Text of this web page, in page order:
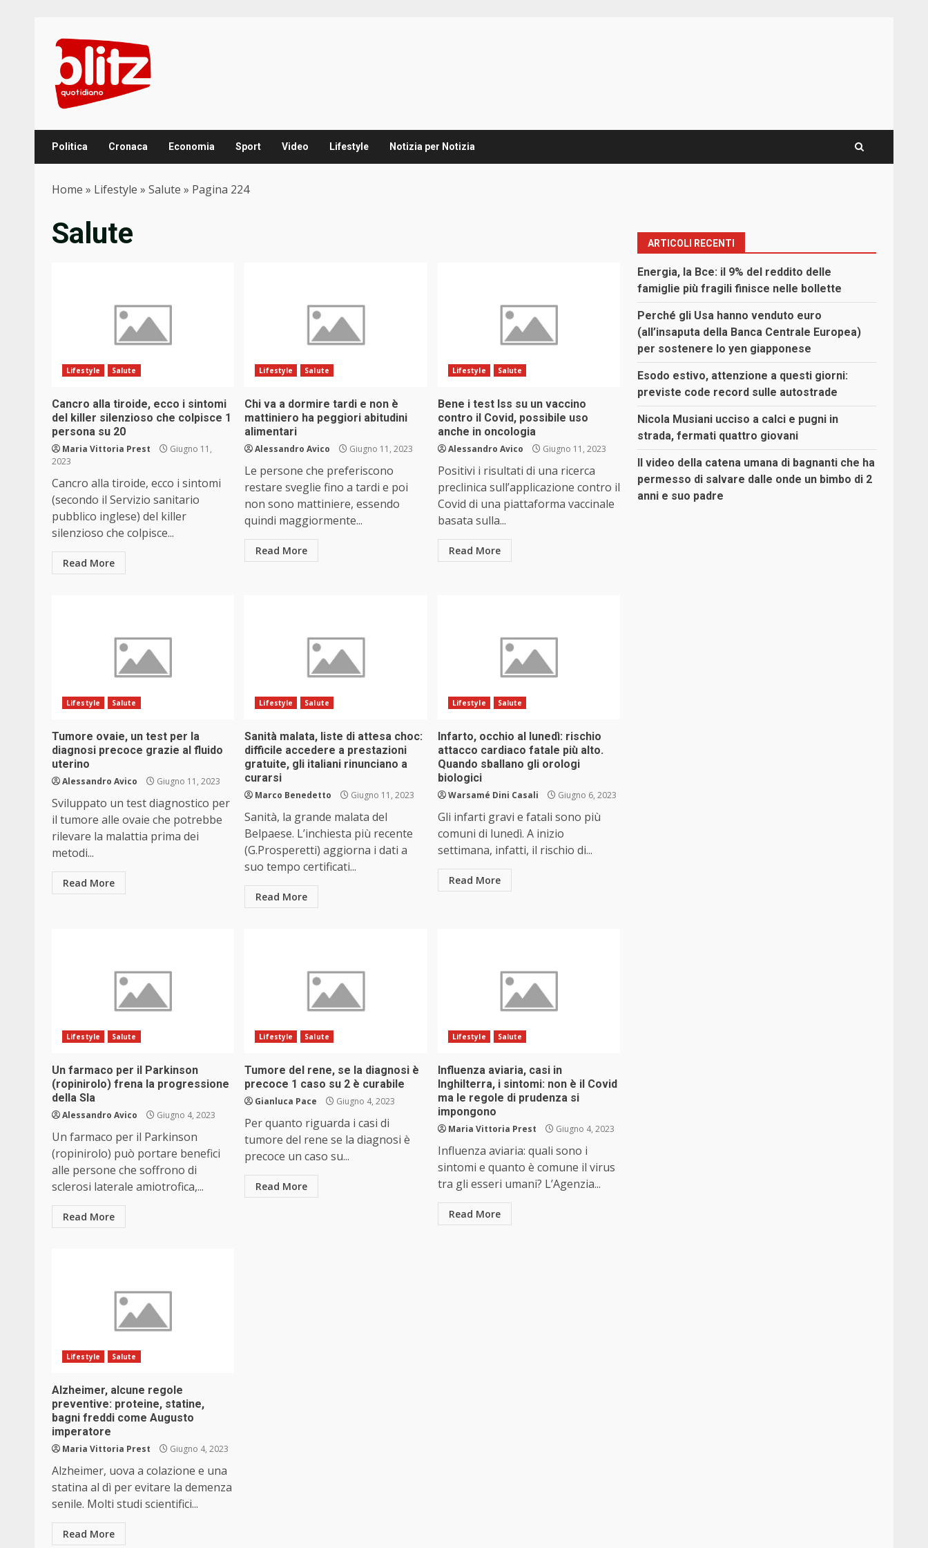
content
Politica Cronaca Economia Sport Video Lifestyle Notizia per Notizia
Home » Lifestyle » Salute » Pagina 224
Salute
Lifestyle Salute
Cancro alla tiroide, ecco i sintomi
del killer silenzioso che colpisce 1
persona su 20
Maria Vittoria Prest
Giugno 11,
2023
Cancro alla tiroide, ecco i sintomi
(secondo il Servizio sanitario
pubblico inglese) del killer
silenzioso che colpisce...
Read More
Lifestyle Salute
Chi va a dormire tardi e non è
mattiniero ha peggiori abitudini
alimentari
Alessandro Avico Giugno 11, 2023
Le persone che preferiscono
restare sveglie fino a tardi e poi
non sono mattiniere, essendo
quindi maggiormente...
Read More
Lifestyle Salute
Bene i test Iss su un vaccino
contro il Covid, possibile uso
anche in oncologia
Alessandro Avico Giugno 11, 2023
Positivi i risultati di una ricerca
preclinica sull’applicazione contro il
Covid di una piattaforma vaccinale
basata sulla...
Read More
Lifestyle Salute
Tumore ovaie, un test per la
diagnosi precoce grazie al fluido
uterino
Alessandro Avico Giugno 11, 2023
Sviluppato un test diagnostico per
il tumore alle ovaie che potrebbe
rilevare la malattia prima dei
metodi...
Read More
Lifestyle Salute
Sanità malata, liste di attesa choc:
difficile accedere a prestazioni
gratuite, gli italiani rinunciano a
curarsi
Marco Benedetto Giugno 11, 2023
Sanità, la grande malata del
Belpaese. L’inchiesta più recente
(G.Prosperetti) aggiorna i dati a
suo tempo certificati...
Read More
Lifestyle Salute
Infarto, occhio al lunedì: rischio
attacco cardiaco fatale più alto.
Quando sballano gli orologi
biologici
Warsamé Dini Casali Giugno 6, 2023
Gli infarti gravi e fatali sono più
comuni di lunedì. A inizio
settimana, infatti, il rischio di...
Read More
Lifestyle Salute
Un farmaco per il Parkinson
(ropinirolo) frena la progressione
della Sla
Alessandro Avico Giugno 4, 2023
Un farmaco per il Parkinson
(ropinirolo) può portare benefici
alle persone che soffrono di
sclerosi laterale amiotrofica,...
Read More
Lifestyle Salute
Tumore del rene, se la diagnosi è
precoce 1 caso su 2 è curabile
Gianluca Pace Giugno 4, 2023
Per quanto riguarda i casi di
tumore del rene se la diagnosi è
precoce un caso su...
Read More
Lifestyle Salute
Influenza aviaria, casi in
Inghilterra, i sintomi: non è il Covid
ma le regole di prudenza si
impongono
Maria Vittoria Prest Giugno 4, 2023
Influenza aviaria: quali sono i
sintomi e quanto è comune il virus
tra gli esseri umani? L’Agenzia...
Read More
Lifestyle Salute
Alzheimer, alcune regole
preventive: proteine, statine,
bagni freddi come Augusto
imperatore
Maria Vittoria Prest Giugno 4, 2023
Alzheimer, uova a colazione e una
statina al dì per evitare la demenza
senile. Molti studi scientifici...
Read More
ARTICOLI RECENTI
Energia, la Bce: il 9% del reddito delle
famiglie più fragili finisce nelle bollette
Perché gli Usa hanno venduto euro
(all’insaputa della Banca Centrale Europea)
per sostenere lo yen giapponese
Esodo estivo, attenzione a questi giorni:
previste code record sulle autostrade
Nicola Musiani ucciso a calci e pugni in
strada, fermati quattro giovani
Il video della catena umana di bagnanti che ha
permesso di salvare dalle onde un bimbo di 2
anni e suo padre